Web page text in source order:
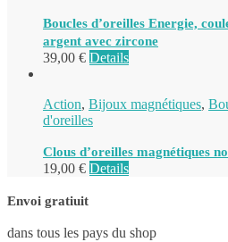
Boucles d’oreilles Energie,
argent avec zircone
39,00 € Details
Action, Bijoux magnétiques,
d'oreilles
Clous d’oreilles magnétiques
19,00 € Details
Envoi gratiuit
dans tous les pays du shop